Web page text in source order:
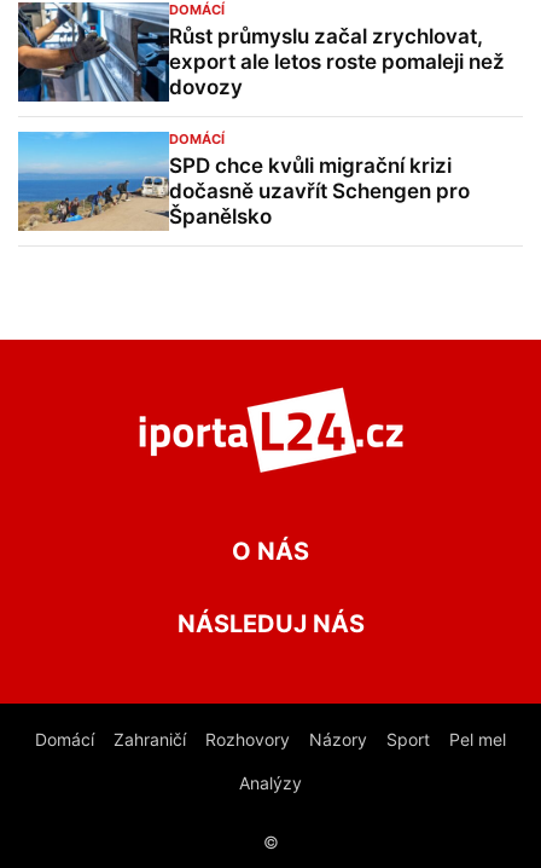
DOMÁCÍ
Růst průmyslu začal zrychlovat,
export ale letos roste pomaleji než
dovozy
DOMÁCÍ
SPD chce kvůli migrační krizi
dočasně uzavřít Schengen pro
Španělsko
O NÁS
NÁSLEDUJ NÁS
Domácí Zahraničí Rozhovory Názory Sport Pel mel
Analýzy
©